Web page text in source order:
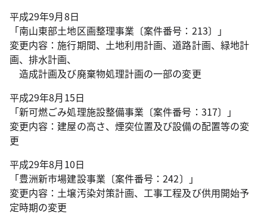
平成29年9月8日
「南山東部土地区画整理事業〔案件番号：213〕」
変更内容：施行期間、土地利用計画、道路計画、緑地計
画、排水計画、
造成計画及び廃棄物処理計画の一部の変更
平成29年8月15日
「新可燃ごみ処理施設整備事業〔案件番号：317〕」
変更内容：建屋の高さ、煙突位置及び設備の配置等の変
更
平成29年8月10日
「豊洲新市場建設事業〔案件番号：242〕」
変更内容：土壌汚染対策計画、工事工程及び供用開始予
定時期の変更